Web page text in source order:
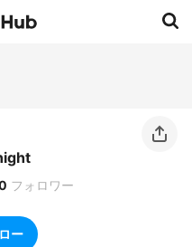
フォロワー
ー